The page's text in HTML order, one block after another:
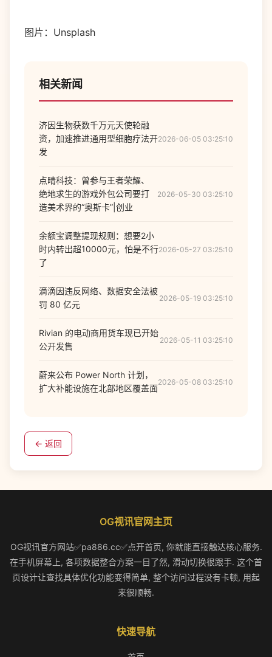
图片：Unsplash
相关新闻
济因生物获数千万元天使轮融
资，加速推进通用型细胞疗法开
发
2026-06-05 03:25:10
点晴科技：曾参与王者荣耀、
绝地求生的游戏外包公司要打
造美术界的“奥斯卡”|创业
2026-05-30 03:25:10
余额宝调整提现规则：想要2小
时内转出超10000元，怕是不行
了
2026-05-27 03:25:10
滴滴因违反网络、数据安全法被
罚 80 亿元
2026-05-19 03:25:10
Rivian 的电动商用货车现已开始
公开发售
2026-05-11 03:25:10
蔚来公布 Power North 计划，
扩大补能设施在北部地区覆盖面
2026-05-08 03:25:10
← 返回
OG视讯官网主页
OG视讯官方网站✅pa886.cc✅点开首页, 你就能直接触达核心服务.
在手机屏幕上, 各项数据整合方案一目了然, 滑动切换很跟手. 这个首
页设计让查找具体优化功能变得简单, 整个访问过程没有卡顿, 用起
来很顺畅.
快速导航